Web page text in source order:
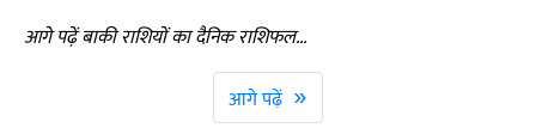
आगे पढ़ें बाकी राशियों का दैनिक राशिफल...
आगे पढ़ें »